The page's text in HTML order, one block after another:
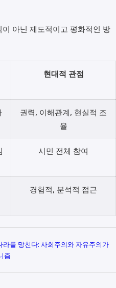
아닌 제도적이고 평화적인 방
현대적 관점
권력, 이해관계, 현실적 조
율
시민 전체 참여
경험적, 분석적 접근
라를 망친다: 사회주의와 자유주의가
즘